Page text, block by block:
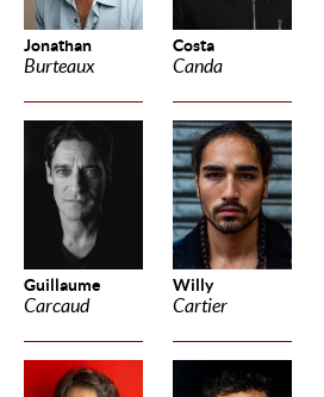
Jonathan
Burteaux
Costa
Canda
Guillaume
Carcaud
Willy
Cartier